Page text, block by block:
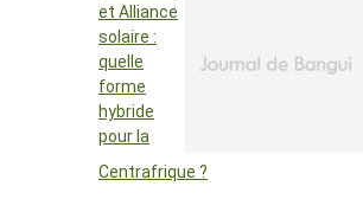
et Alliance
solaire :
quelle
forme
hybride
pour la
Centrafrique ?